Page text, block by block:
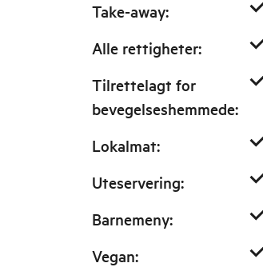
Take-away:
Alle rettigheter:
Tilrettelagt for
bevegelseshemmede:
Lokalmat:
Uteservering:
Barnemeny:
Vegan: